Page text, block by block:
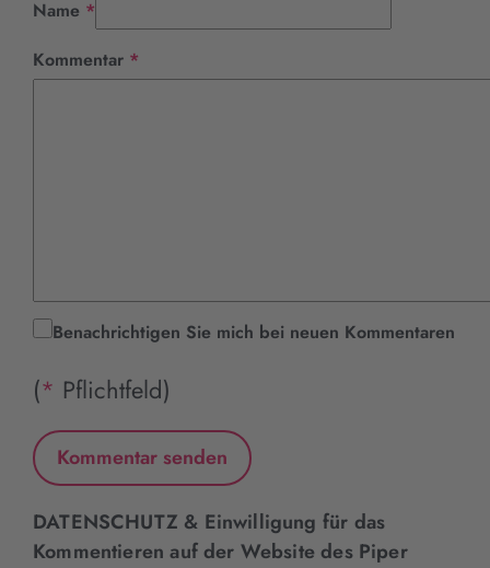
Name *
Kommentar *
Benachrichtigen Sie mich bei neuen Kommentaren
(* Pflichtfeld)
DATENSCHUTZ & Einwilligung für das
Kommentieren auf der Website des Piper